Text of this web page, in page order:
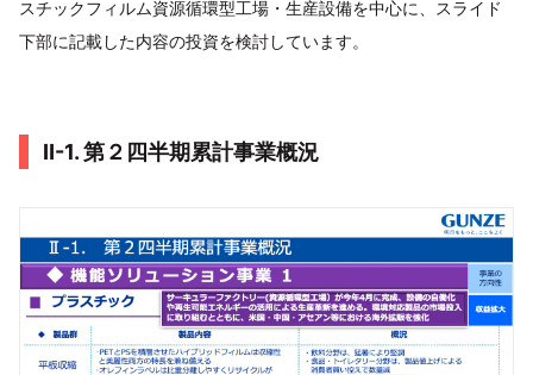
スチックフィルム資源循環型工場・生産設備を中心に、スライド
下部に記載した内容の投資を検討しています。
Ⅱ-1. 第２四半期累計事業概況